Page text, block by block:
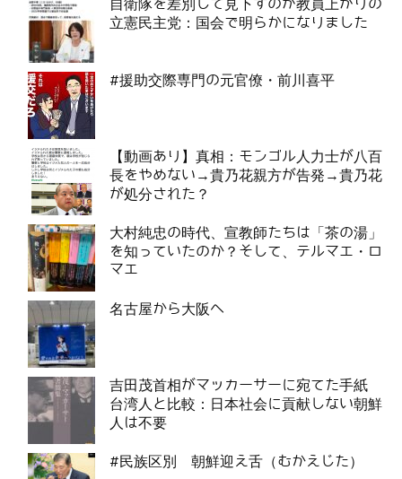
自衛隊を差別して見下すのが教員上がりの
立憲民主党：国会で明らかになりました
#援助交際専門の元官僚・前川喜平
【動画あり】真相：モンゴル人力士が八百
長をやめない→貴乃花親方が告発→貴乃花
が処分された？
大村純忠の時代、宣教師たちは「茶の湯」
を知っていたのか？そして、テルマエ・ロ
マエ
名古屋から大阪へ
吉田茂首相がマッカーサーに宛てた手紙
台湾人と比較：日本社会に貢献しない朝鮮
人は不要
#民族区別 朝鮮迎え舌（むかえじた）